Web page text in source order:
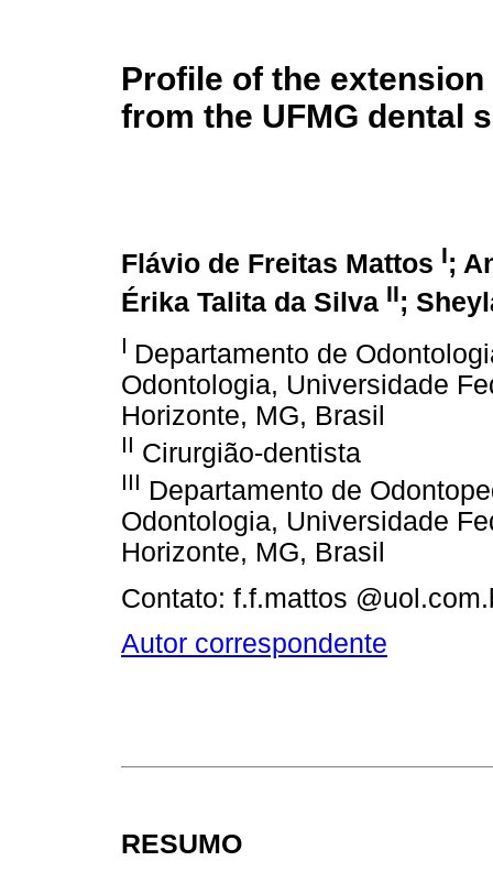
Profile of the
from the UFMG dental
Flávio de Freitas Mattos I;
Érika Talita da Silva II;
I Departamento de
Odontologia, Universidade
Horizonte, MG, Brasil
II Cirurgião-dentista
III Departamento de
Odontologia, Universidade
Horizonte, MG, Brasil
Contato: f.f.mattos
Autor correspondente
RESUMO